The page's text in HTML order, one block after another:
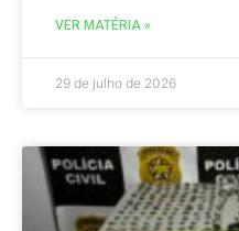
VER MATÉRIA »
29 de julho de 2026